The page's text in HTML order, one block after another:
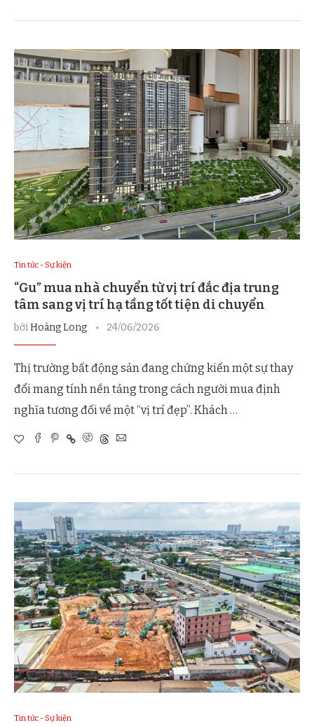
Tin tức - Sự kiện
“Gu” mua nhà chuyển từ vị trí đắc địa trung
tâm sang vị trí hạ tầng tốt tiện di chuyển
bởiHoàng Long 24/06/2026
Thị trường bất động sản đang chứng kiến một sự thay
đổi mang tính nền tảng trong cách người mua định
nghĩa tương đối về một “vị trí đẹp”. Khách …
Tin tức - Sự kiện